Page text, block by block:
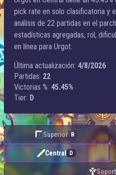
pick rate en solo clasificatoria y
análisis de 22 partidas en el
estadísticas agregadas, rol,
en línea para Urgot.
Última actualización: 4/8/2026
Partidas: 22
Victorias %: 45.45%
Tier: D
Superior B
Central D